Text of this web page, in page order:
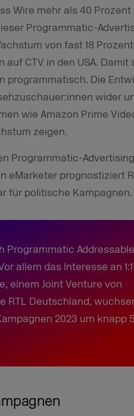
Wire mehr als 40 Prozent
Programmatic-
von fast 18
CTV in den USA. Damit
programmatisch. Die
wider
wie Amazon Prime
zeigen.
Programmatic-
eMarketer prognostiziert
für politische Kampagnen.
allem das Interesse an
einem Joint Venture von
RTL Deutschland,
2023 um knapp